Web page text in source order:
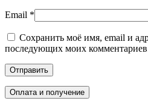
Email *
Сохранить моё имя, email и
последующих моих
Оплата и получение